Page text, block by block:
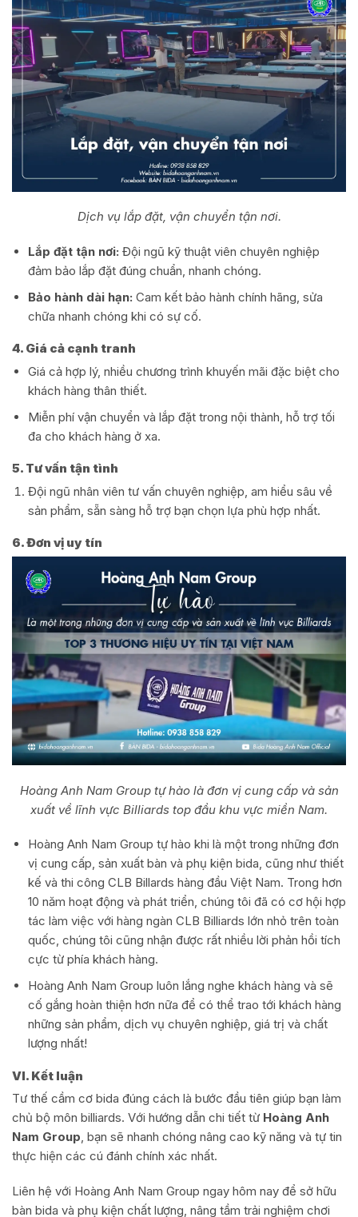
Dịch vụ lắp đặt, vận chuyển tận nơi.
Lắp đặt tận nơi: Đội ngũ kỹ thuật viên chuyên nghiệp
đảm bảo lắp đặt đúng chuẩn, nhanh chóng.
Bảo hành dài hạn: Cam kết bảo hành chính hãng, sửa
chữa nhanh chóng khi có sự cố.
4. Giá cả cạnh tranh
Giá cả hợp lý, nhiều chương trình khuyến mãi đặc biệt cho
khách hàng thân thiết.
Miễn phí vận chuyển và lắp đặt trong nội thành, hỗ trợ tối
đa cho khách hàng ở xa.
5. Tư vấn tận tình
Đội ngũ nhân viên tư vấn chuyên nghiệp, am hiểu sâu về
sản phẩm, sẵn sàng hỗ trợ bạn chọn lựa phù hợp nhất.
6. Đơn vị uy tín
Hoàng Anh Nam Group tự hào là đơn vị cung cấp và sản
xuất về lĩnh vực Billiards top đầu khu vực miền Nam.
Hoàng Anh Nam Group tự hào khi là một trong những đơn
vị cung cấp, sản xuất bàn và phụ kiện bida, cũng như thiết
kế và thi công CLB Billards hàng đầu Việt Nam. Trong hơn
10 năm hoạt động và phát triển, chúng tôi đã có cơ hội hợp
tác làm việc với hàng ngàn CLB Billiards lớn nhỏ trên toàn
quốc, chúng tôi cũng nhận được rất nhiều lời phản hồi tích
cực từ phía khách hàng.
Hoàng Anh Nam Group luôn lắng nghe khách hàng và sẽ
cố gắng hoàn thiện hơn nữa để có thể trao tới khách hàng
những sản phẩm, dịch vụ chuyên nghiệp, giá trị và chất
lượng nhất!
VI. Kết luận
Tư thế cầm cơ bida đúng cách là bước đầu tiên giúp bạn làm
chủ bộ môn billiards. Với hướng dẫn chi tiết từ Hoàng Anh
Nam Group, bạn sẽ nhanh chóng nâng cao kỹ năng và tự tin
thực hiện các cú đánh chính xác nhất.
Liên hệ với Hoàng Anh Nam Group ngay hôm nay để sở hữu
bàn bida và phụ kiện chất lượng, nâng tầm trải nghiệm chơi